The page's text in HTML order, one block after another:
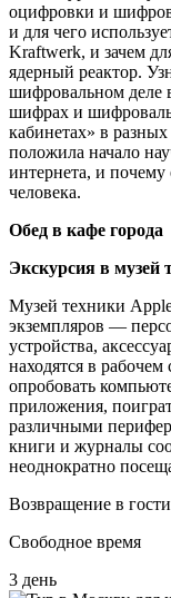
оцифровки и
и для чего
Kraftwerk, и зачем
ядерный реактор.
шифровальном деле
шифрах и
кабинетах» в
положила начало
интернета, и
человека.
Обед в кафе города
Экскурсия в музей
Музей техники
экземпляров —
устройства,
находятся в
опробовать
приложения,
различными
книги и журналы
неоднократно
Возвращение в
Свободное время
3 день